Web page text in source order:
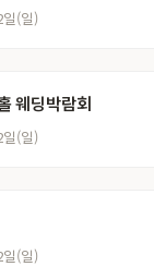
(일)
웨딩박람회
(일)
(일)